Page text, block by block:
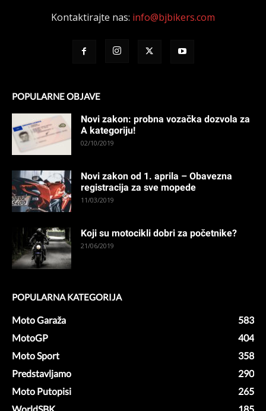
Kontaktirajte nas: info@bjbikers.com
POPULARNE OBJAVE
Novi zakon: probna vozačka dozvola za
A kategoriju!
02/10/2019
Novi zakon od 1. aprila – Obavezna
registracija za sve mopede
11/03/2019
Koji su motocikli dobri za početnike?
21/06/2019
POPULARNA KATEGORIJA
Moto Garaža
583
MotoGP
404
Moto Sport
358
Predstavljamo
290
Moto Putopisi
265